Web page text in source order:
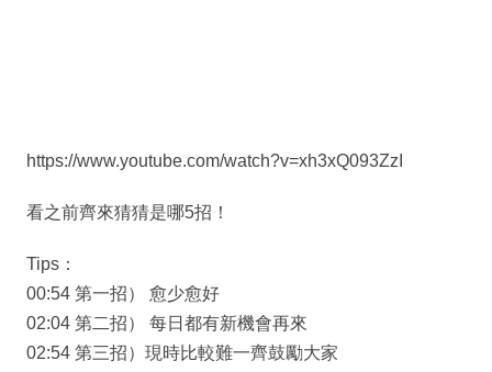
https://www.youtube.com/watch?v=xh3xQ093ZzI
看之前齊來猜猜是哪5招！
Tips：
00:54 第一招） 愈少愈好
02:04 第二招） 每日都有新機會再來
02:54 第三招）現時比較難一齊鼓勵大家